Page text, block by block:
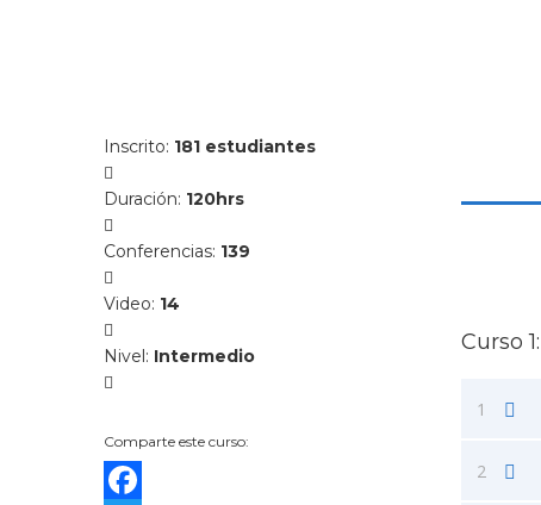
Inscrito: 181 estudiantes
Duración: 120hrs
Conferencias: 139
Video: 14
Nivel: Intermedio
Comparte este curso:
Curso 1:
1
2